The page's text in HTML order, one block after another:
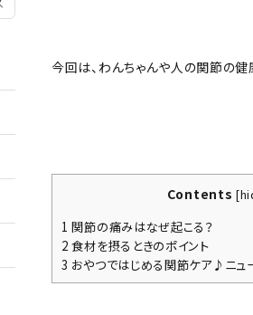
今回は、わんちゃんや人の関節の健
Contents [
1 関節の痛みはなぜ起こる？
2 食材を摂るときのポイント
3 おやつではじめる関節ケア♪ニュ